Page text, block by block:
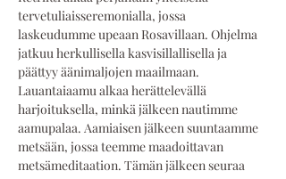
tervetuliaisseremonialla, jossa
laskeudumme upeaan Rosavillaan. Ohjelma
jatkuu herkullisella kasvisillallisella ja
päättyy äänimaljojen maailmaan.
Lauantaiaamu alkaa herättelevällä
harjoituksella, minkä jälkeen nautimme
aamupalaa. Aamiaisen jälkeen suuntaamme
metsään, jossa teemme maadoittavan
metsämeditaation. Tämän jälkeen seuraa